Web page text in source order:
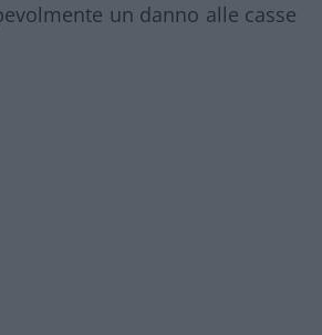
un danno alle casse